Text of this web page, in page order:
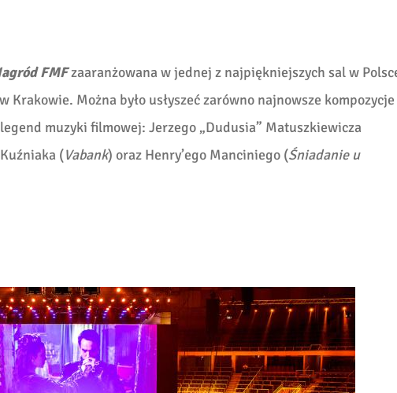
FMFzaaranżowana w jednej z najpiękniejszych sal w
Krakowie. Można było usłyszeć zarówno najnowsze kompozycje
muzyki filmowej: Jerzego „Dudusia” Matuszkiewicza
(Vabank) oraz Henry’ego Manciniego (Śniadanie u